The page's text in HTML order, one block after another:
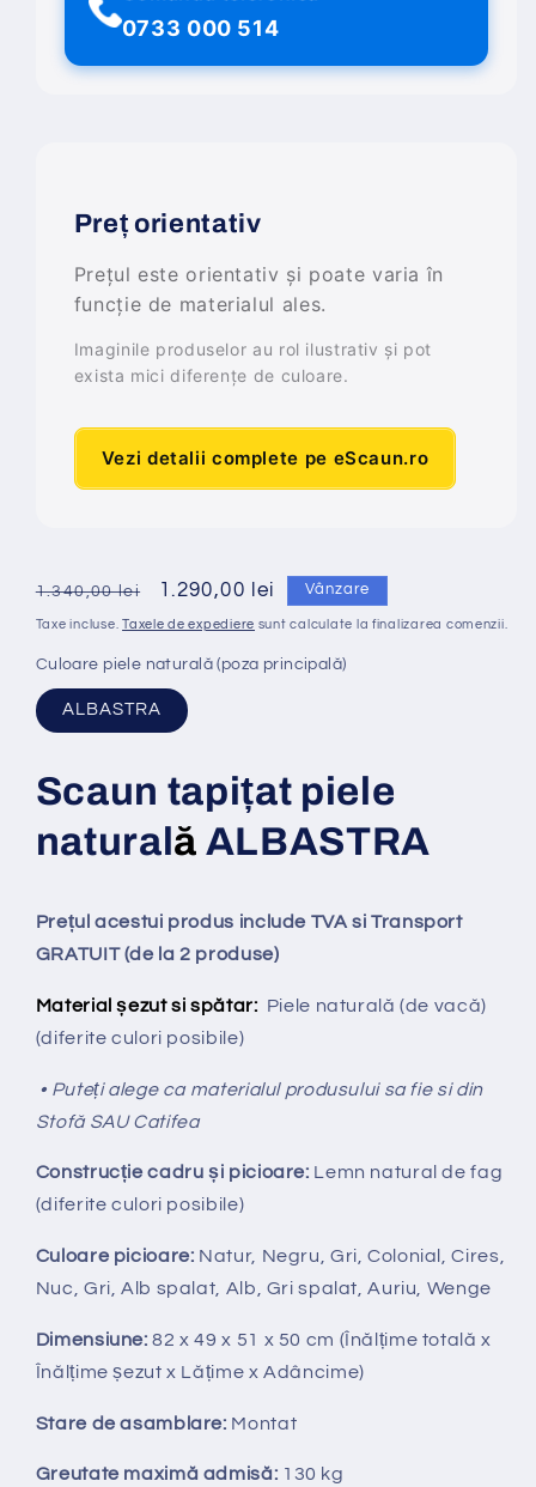
0733 000 514
Preț orientativ
Prețul este orientativ și poate varia în
funcție de materialul ales.
Imaginile produselor au rol ilustrativ și pot
exista mici diferențe de culoare.
Vezi detalii complete pe eScaun.ro
Preț
obișnuit
1.340,00 lei
Preț
redus
1.290,00 lei Vânzare
Taxe incluse.Taxele de expediere sunt calculate la finalizarea comenzii.
Culoare piele naturală (poza principală)
ALBASTRA
Scaun tapițat piele
naturală ALBASTRA
Prețul acestui produs include TVA si Transport
GRATUIT (de la 2 produse)
Material șezut si spătar: Piele naturală (de vacă)
(diferite culori posibile)
• Puteți alege ca materialul produsului sa fie si din
Stofă SAU Catifea
Construcție cadru și picioare: Lemn natural de fag
(diferite culori posibile)
Culoare picioare: Natur, Negru, Gri, Colonial, Cires,
Nuc, Gri, Alb spalat, Alb, Gri spalat, Auriu, Wenge
Dimensiune: 82 x 49 x 51 x 50 cm (Înălțime totală x
Înălțimeșezut x Lățime x Adâncime)
Stare de asamblare: Montat
Greutate maximă admisă: 130 kg